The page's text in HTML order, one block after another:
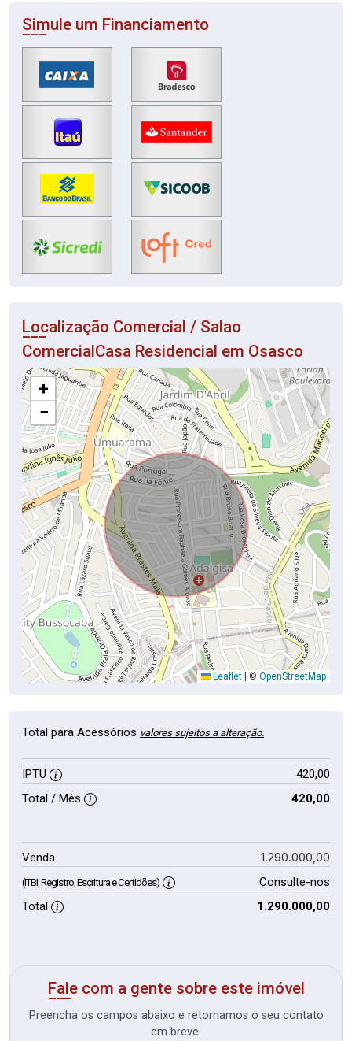
Simule um Financiamento
Localização Comercial / Salao
ComercialCasa Residencial em Osasco
+
−
Leaflet | © OpenStreetMap
Total para Acessórios valores sujeitos a alteração.
IPTU
420,00
Total / Mês
420,00
Venda 1.290.000,00
(ITBI, Registro, Escritura e Certidões)
Consulte-nos
Total
1.290.000,00
Fale com a gente sobre este imóvel
Preencha os campos abaixo e retornamos o seu contato
em breve.